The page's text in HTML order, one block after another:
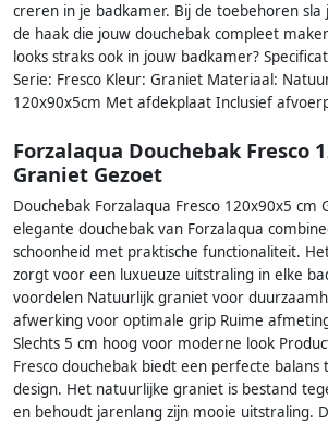
creren in je badkamer. Bij de toebehoren sla
de haak die jouw douchebak compleet
looks straks ook in jouw badkamer?
Serie: Fresco Kleur: Graniet Materiaal:
120x90x5cm Met afdekplaat Inclusief
Forzalaqua Douchebak Fresco
Graniet Gezoet
Douchebak Forzalaqua Fresco 120x90x5 cm
elegante douchebak van Forzalaqua
schoonheid met praktische functionaliteit.
zorgt voor een luxueuze uitstraling in elke
voordelen Natuurlijk graniet voor
afwerking voor optimale grip Ruime
Slechts 5 cm hoog voor moderne look
Fresco douchebak biedt een perfecte balans
design. Het natuurlijke graniet is bestand
en behoudt jarenlang zijn mooie uitstraling.